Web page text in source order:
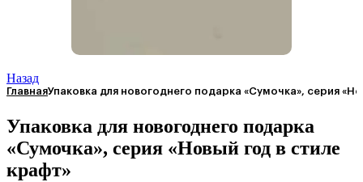
Назад
ГлавнаяУпаковка для новогоднего подарка «Сумочка», серия
Упаковка для новогоднего подарка
«Сумочка», серия «Новый год в стиле
крафт»